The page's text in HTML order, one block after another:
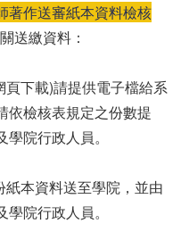
著作送審紙本資料檢核
送繳資料：
下載)請提供電子檔給系
依檢核表規定之份數提
院行政人員。
本資料送至學院，並由
院行政人員。